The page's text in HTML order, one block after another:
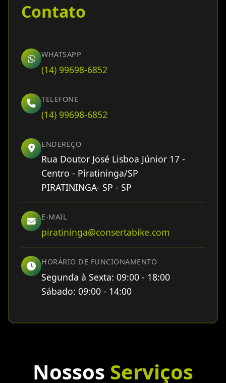
Contato
WHATSAPP
(14) 99698-6852
TELEFONE
(14) 99698-6852
ENDEREÇO
Rua Doutor José Lisboa Júnior 17 -
Centro - Piratininga/SP
PIRATININGA- SP - SP
E-MAIL
piratininga@consertabike.com
HORÁRIO DE FUNCIONAMENTO
Segunda à Sexta: 09:00 - 18:00
Sábado: 09:00 - 14:00
Nossos Serviços